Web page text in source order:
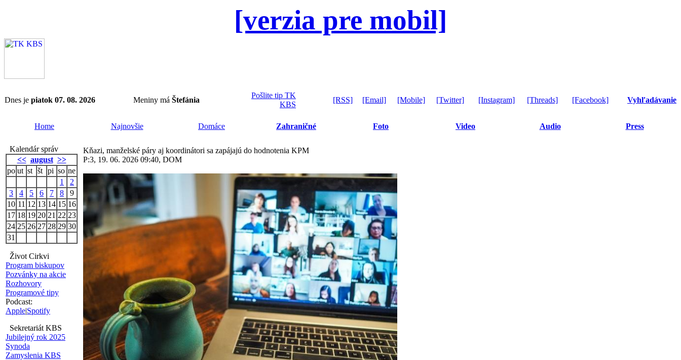
[verzia pre mobil]
Dnes je piatok 07. 08. 2026 Meniny má Štefánia
Pošlite tip TK
KBS
[RSS] [Email] [Mobile] [Twitter] [Instagram] [Threads] [Facebook] Vyhľadávanie
Home Najnovšie Domáce Zahraničné Foto Video Audio Press
Kalendár správ
<< august >>
po ut st št pi so ne
1
2
3
4 5 6 7 8
9
10 11 12 13 14 15 16
17 18 19 20 21 22 23
24 25 26 27 28 29 30
31
Život Cirkvi
Program biskupov
Pozvánky na akcie
Rozhovory
Programové tipy
Podcast:
Apple|Spotify
Sekretariát KBS
Jubilejný rok 2025
Synoda
Zamyslenia KBS
Kňazi, manželské páry aj koordinátori sa zapájajú do hodnotenia KPM
P:3, 19. 06. 2026 09:40, DOM